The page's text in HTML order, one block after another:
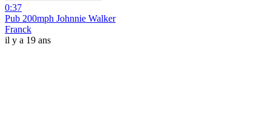
0:37
Pub 200mph Johnnie Walker
Franck
il y a 19 ans